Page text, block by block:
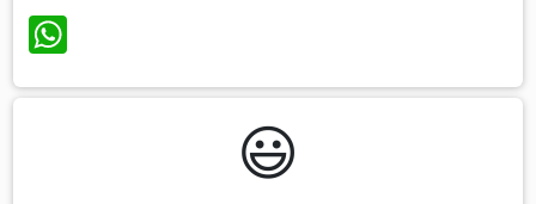
WhatsApp
😃️